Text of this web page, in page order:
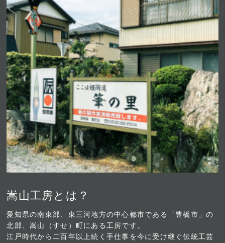
嵩山工房とは？
愛知県の南東部、東三河地方の中心都市である「豊橋市」の
北部、嵩⼭（すせ）町にある⼯房です。
江戸時代から二百年以上続く手仕事を今に受け継ぐ伝統工芸